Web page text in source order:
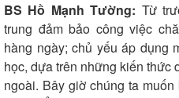
BS Hồ Mạnh Tường: Từ
trung đảm bảo công việc
hàng ngày; chủ yếu áp dụng
học, dựa trên những kiến thức
ngoài. Bây giờ chúng ta